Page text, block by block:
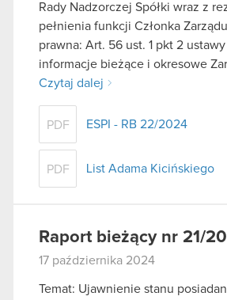
Rady Nadzorczej Spółki wraz z
pełnienia funkcji Członka
prawna: Art. 56 ust. 1 pkt 2
informacje bieżące i okresowe
Czytaj dalej
PDF ESPI - RB 22/2024
PDF List Adama Kicińskiego
Raport bieżący nr 21/
17 października 2024
Temat: Ujawnienie stanu